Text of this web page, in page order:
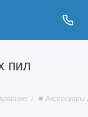
пил
✹ Аксессуары